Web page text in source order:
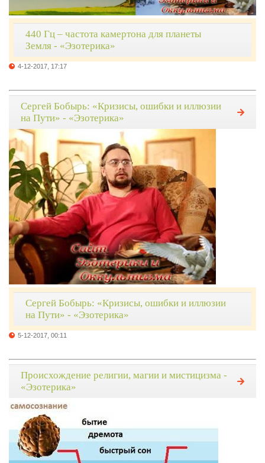
440 Гц – частота камертона для планеты
Земля - «Эзотерика»
4-12-2017, 17:17
Сергей Бобырь: «Кризисы, ошибки и иллюзии
на Пути» - «Эзотерика»
Сергей Бобырь: «Кризисы, ошибки и иллюзии
на Пути» - «Эзотерика»
5-12-2017, 00:11
Происхождение религии, магии и мистицизма -
«Эзотерика»